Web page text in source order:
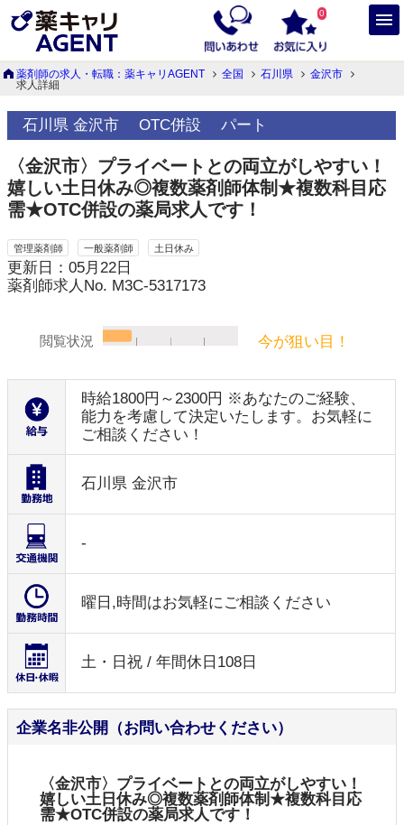
0
薬剤師の求人・転職：薬キャリAGENT 全国 石川県
金沢市
求人詳細
石川県 金沢市 OTC併設 パート
〈金沢市〉プライベートとの両立がしやすい！
嬉しい土日休み◎複数薬剤師体制★複数科目応
需★OTC併設の薬局求人です！
管理薬剤師 一般薬剤師 土日休み
更新日：05月22日
薬剤師求人No. M3C-5317173
閲覧状況 今が狙い目！
時給1800円～2300円 ※あなたのご経験、
能力を考慮して決定いたします。お気軽に
ご相談ください！
石川県 金沢市
-
曜日,時間はお気軽にご相談ください
土・日祝 / 年間休日108日
企業名非公開（お問い合わせください）
〈金沢市〉プライベートとの両立がしやすい！
嬉しい土日休み◎複数薬剤師体制★複数科目応
需★OTC併設の薬局求人です！